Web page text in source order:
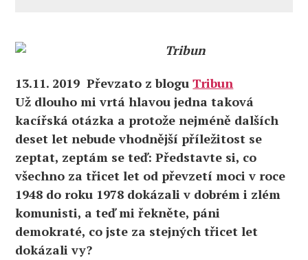
Tribun
13.11. 2019 Převzato z bloguTribun
Už dlouho mi vrtá hlavou jedna taková
kacířská otázka a protože nejméně dalších
deset let nebude vhodnější příležitost se
zeptat, zeptám se teď: Představte si, co
všechno za třicet let od převzetí moci v roce
1948 do roku 1978 dokázali v dobrém i zlém
komunisti, a teď mi řekněte, páni
demokraté, co jste za stejných třicet let
dokázali vy?